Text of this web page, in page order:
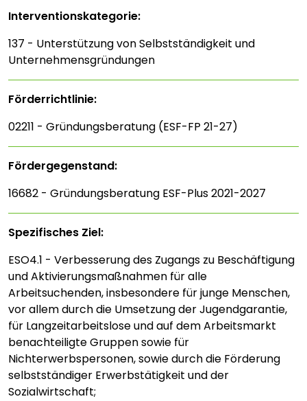
Interventions­kategorie:
137 - Unterstützung von Selbstständigkeit und
Unternehmensgründungen
Förderrichtlinie:
02211 - Gründungsberatung (ESF-FP 21-27)
Fördergegenstand:
16682 - Gründungsberatung ESF-Plus 2021-2027
Spezifisches Ziel:
ESO4.1 - Verbesserung des Zugangs zu Beschäftigung
und Aktivierungsmaßnahmen für alle
Arbeitsuchenden, insbesondere für junge Menschen,
vor allem durch die Umsetzung der Jugendgarantie,
für Langzeitarbeitslose und auf dem Arbeitsmarkt
benachteiligte Gruppen sowie für
Nichterwerbspersonen, sowie durch die Förderung
selbstständiger Erwerbstätigkeit und der
Sozialwirtschaft;